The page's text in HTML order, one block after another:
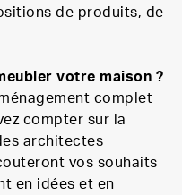
de produits, de
votre maison ?
complet
compter sur la
architectes
vos souhaits
en idées et en